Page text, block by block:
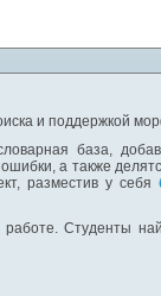
и поддержкой
база,
а также
разместив у себя
работе. Студенты